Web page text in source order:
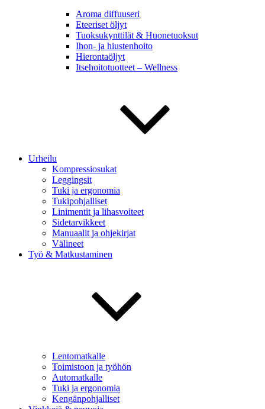
Aroma diffuuseri
Eteeriset öljyt
Tuoksukynttilät & Huonetuoksut
Ihon- ja hiustenhoito
Hierontaöljyt
Itsehoitotuotteet – Wellness
Urheilu
Kompressiosukat
Leggingsit
Tuki ja ergonomia
Tukipohjalliset
Linimentit ja lihasvoiteet
Sidetarvikkeet
Manuaalit ja ohjekirjat
Välineet
Työ & Matkustaminen
Lentomatkalle
Toimistoon ja työhön
Automatkalle
Tuki ja ergonomia
Kengänpohjalliset